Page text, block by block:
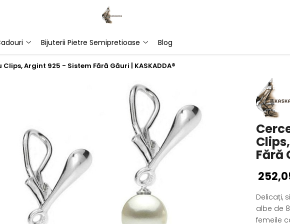
Bijuterii Pietre Semipretioase Blog
Argint 925 - Sistem Fără Găuri | KASKADDA®
Fără
Delicați,
albe de
femeile